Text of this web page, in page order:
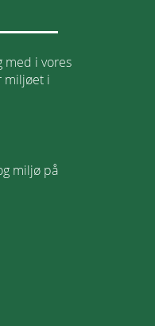
med i vores
miljøet i
miljø på